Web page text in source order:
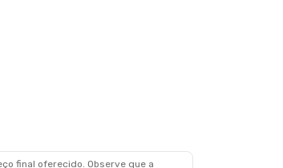
final oferecido. Observe que a